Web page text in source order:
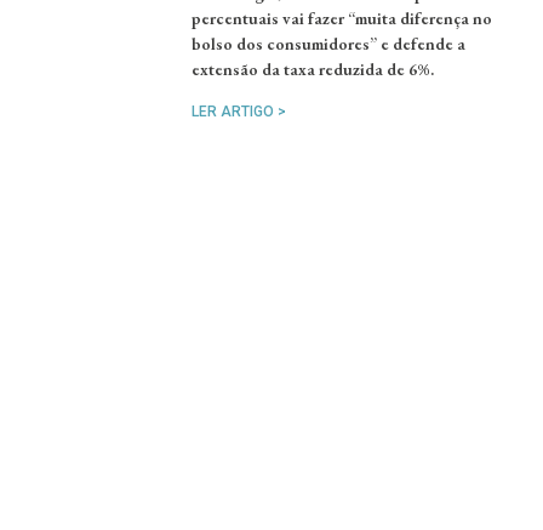
percentuais vai fazer “muita diferença no
bolso dos consumidores” e defende a
extensão da taxa reduzida de 6%.
LER ARTIGO >